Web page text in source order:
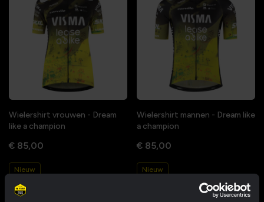
Wielershirt vrouwen - Dream
like a champion
€ 85,00
Nieuw
Wielershirt mannen - Dream like
a champion
€ 85,00
Nieuw